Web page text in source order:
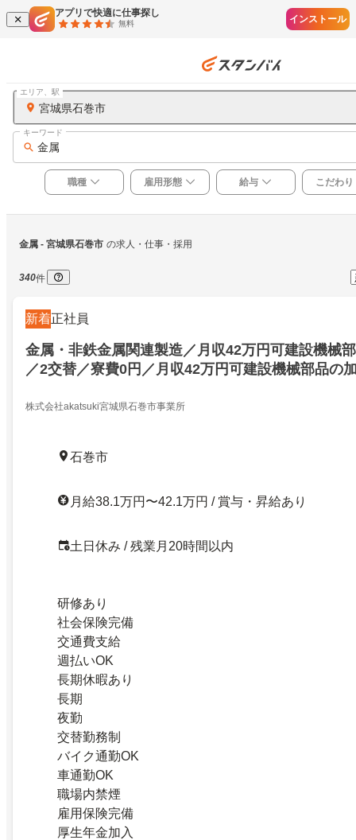
アプリで快適に仕事探し
無料 インストール
宮城県石巻市
エリア、駅
金属
キーワード
職種 雇用形態 給与 こだわり
金属 - 宮城県石巻市 の求人・仕事・採用
340件
新着正社員
金属・非鉄金属関連製造／月収42万円可建設機械
／2交替／寮費0円／月収42万円可建設機械部品の
株式会社akatsuki宮城県石巻市事業所
石巻市
月給38.1万円〜42.1万円 / 賞与・昇給あり
土日休み / 残業月20時間以内
研修あり
社会保険完備
交通費支給
週払いOK
長期休暇あり
長期
夜勤
交替勤務制
バイク通勤OK
車通勤OK
職場内禁煙
雇用保険完備
厚生年金加入